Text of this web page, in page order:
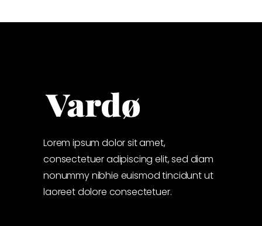
Lorem ipsum dolor sit amet,
consectetuer adipiscing elit, sed diam
nonummy nibhie euismod tincidunt ut
laoreet dolore consectetuer.